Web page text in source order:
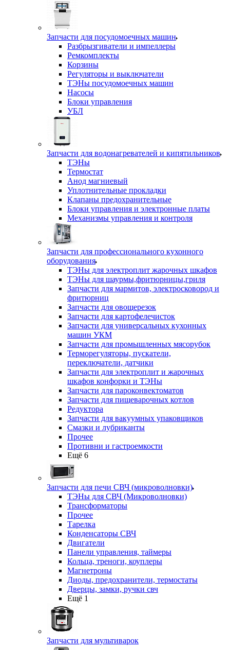
Запчасти для посудомоечных машин
Разбрызгиватели и импеллеры
Ремкомплекты
Корзины
Регуляторы и выключатели
ТЭНы посудомоечных машин
Насосы
Блоки управления
УБЛ
Запчасти для водонагревателей и кипятильников
ТЭНы
Термостат
Анод магниевый
Уплотнительные прокладки
Клапаны предохранительные
Блоки управления и электронные платы
Механизмы управления и контроля
Запчасти для профессионального кухонного
оборудования
ТЭНы для электроплит жарочных шкафов
ТЭНы для шаурмы,фритюрницы,гриля
Запчасти для мармитов, электросковород и
фритюрниц
Запчасти для овощерезок
Запчасти для картофелечисток
Запчасти для универсальных кухонных
машин УКМ
Запчасти для промышленных мясорубок
Терморегуляторы, пускатели,
переключатели, датчики
Запчасти для электроплит и жарочных
шкафов конфорки и ТЭНы
Запчасти для пароконвектоматов
Запчасти для пищеварочных котлов
Редуктора
Запчасти для вакуумных упаковщиков
Смазки и лубриканты
Прочее
Противни и гастроемкости
Ещё 6
Запчасти для печи СВЧ (микроволновки)
ТЭНы для СВЧ (Микроволновки)
Трансформаторы
Прочее
Тарелка
Конденсаторы СВЧ
Двигатели
Панели управления, таймеры
Кольца, треноги, коуплеры
Магнетроны
Диоды, предохранители, термостаты
Дверцы, замки, ручки свч
Ещё 1
Запчасти для мультиварок